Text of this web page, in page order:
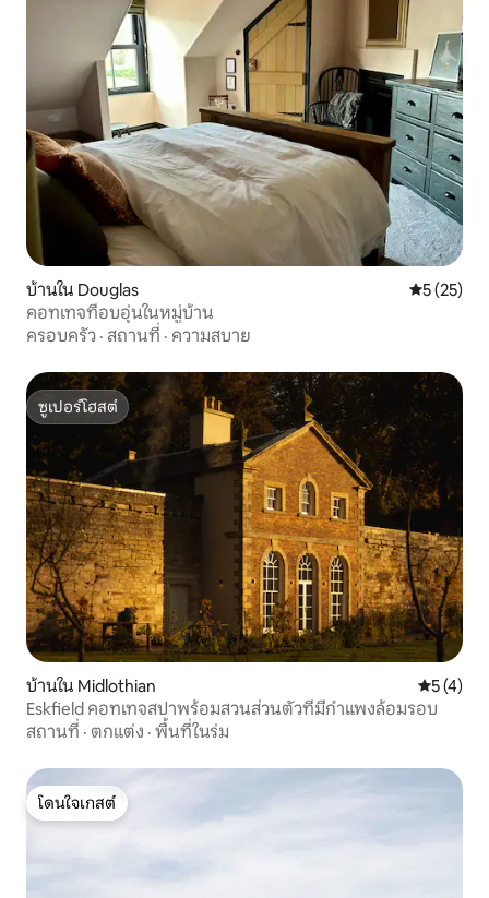
บ้านใน Douglas คะแนนเฉลี่
5 (25)
คอทเทจที่อบอุ่นในหมู่บ้าน
ครอบครัว · สถานที่ · ความสบาย
ซูเปอร์โฮสต์
ซูเปอร์โฮสต์
บ้านใน Midlothian คะแนนเฉ
5 (4)
Eskfield คอทเทจสปาพร้อมสวนส่วนตัวที่มีกำแพงล้อมรอบ
สถานที่ · ตกแต่ง · พื้นที่ในร่ม
โดนใจเกสต์
โดนใจเกสต์